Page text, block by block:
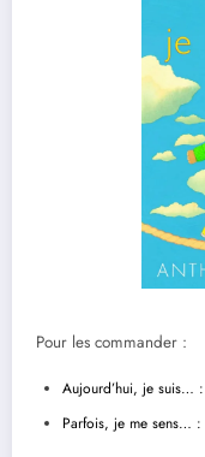
Pour les commander :
Aujourd’hui, je suis… :
Parfois, je me sens… :